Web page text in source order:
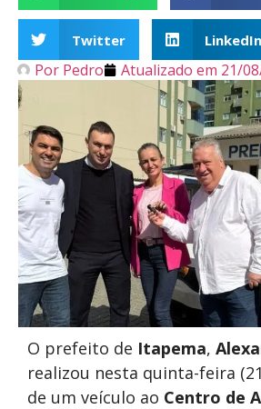
Twitter LinkedIn
Por Pedro Atualizado em 21/
O prefeito de Itapema,
realizou nesta quinta-feira
de um veículo ao Centro de